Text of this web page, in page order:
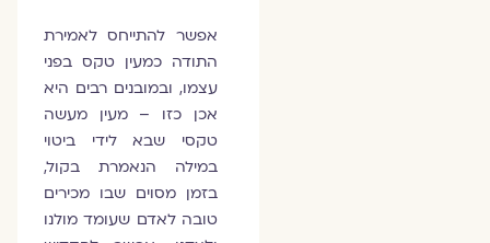
אפשר להתייחס לאמירת
התודה כמעין טקס בפני
עצמו, ובמובנים רבים היא
אכן כזו – מעין מעשה
טקסי שבא לידי ביטוי
במילה הנאמרת בקול,
בזמן מסוים שבו מכירים
טובה לאדם שעומד מולנו